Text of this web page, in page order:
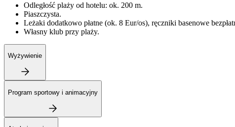
Odległość plaży od hotelu: ok. 200 m.
Piaszczysta.
Leżaki dodatkowo płatne (ok. 8 Eur/os), ręczniki basenowe
Własny klub przy plaży.
Wyżywienie
Program sportowy i animacyjny